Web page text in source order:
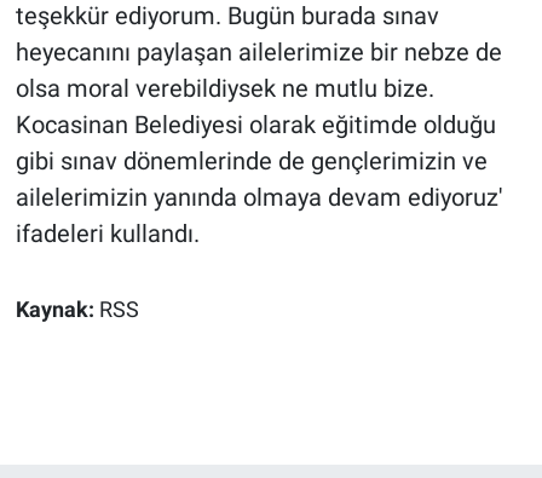
teşekkür ediyorum. Bugün burada sınav
heyecanını paylaşan ailelerimize bir nebze de
olsa moral verebildiysek ne mutlu bize.
Kocasinan Belediyesi olarak eğitimde olduğu
gibi sınav dönemlerinde de gençlerimizin ve
ailelerimizin yanında olmaya devam ediyoruz'
ifadeleri kullandı.
Kaynak: RSS